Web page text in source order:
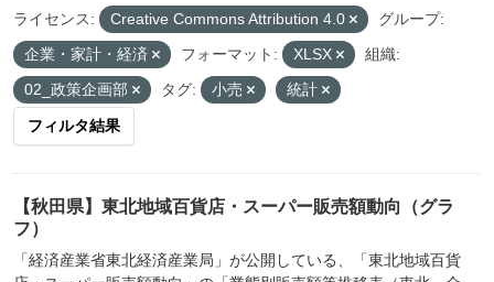
ライセンス: Creative Commons Attribution 4.0
グループ:
企業・家計・経済
フォーマット: XLSX
組織:
02_政策企画部
タグ: 小売 統計
フィルタ結果
【秋田県】東北地域百貨店・スーパー販売額動向（グラ
フ）
「経済産業省東北経済産業局」が公開している、「東北地域百貨